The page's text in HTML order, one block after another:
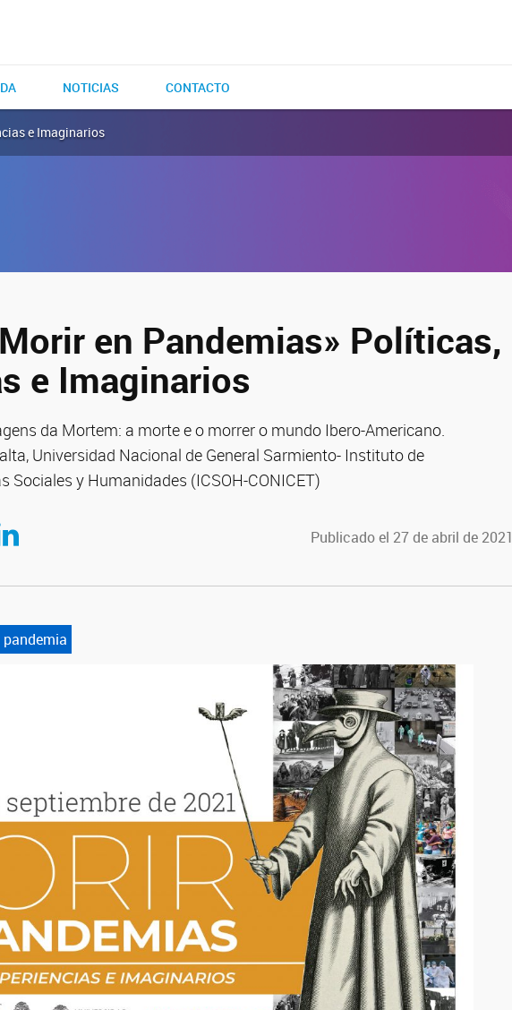
NOTICIAS CONTACTO
e Imaginarios
en Pandemias» Políticas,
e Imaginarios
da Mortem: a morte e o morrer o mundo Ibero-Americano.
Universidad Nacional de General Sarmiento- Instituto de
Sociales y Humanidades (ICSOH-CONICET)
Publicado el 27 de abril de 2021
pandemia